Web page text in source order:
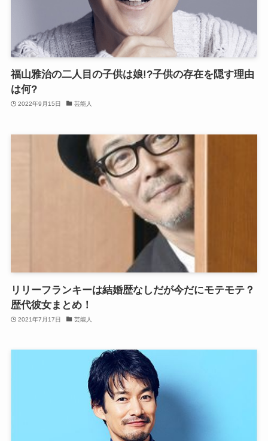
福山雅治の二人目の子供は娘!?子供の存在を隠す理由
は何?
2022年9月15日 芸能人
リリーフランキーは結婚歴なしだが今だにモテモテ？
歴代彼女まとめ！
2021年7月17日 芸能人